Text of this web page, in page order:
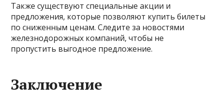
Также существуют специальные акции и
предложения, которые позволяют купить билеты
по сниженным ценам. Следите за новостями
железнодорожных компаний, чтобы не
пропустить выгодное предложение.
Заключение